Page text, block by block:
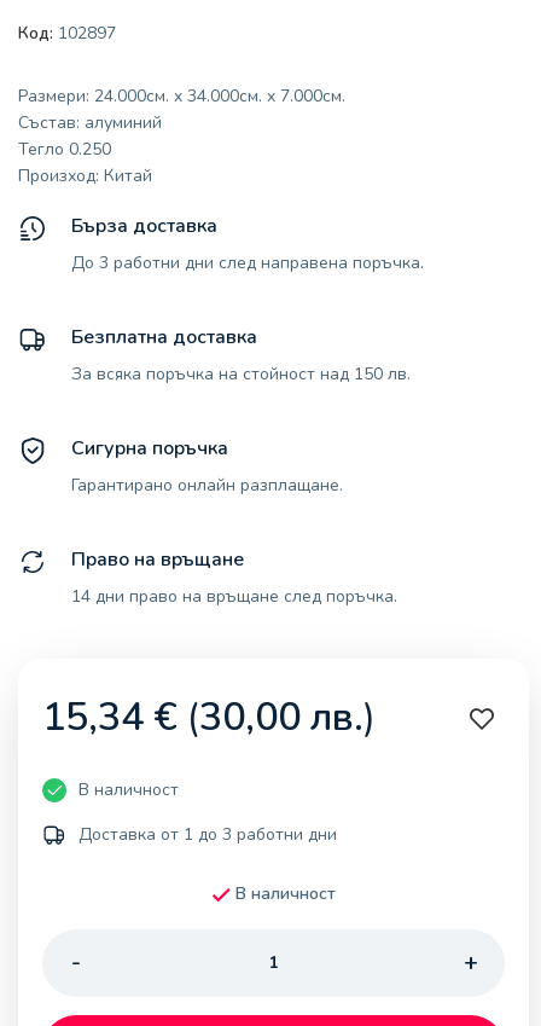
Код: 102897
Размери: 24.000см. x 34.000см. x 7.000см.
Състав: алуминий
Тегло 0.250
Произход: Китай
Бърза доставка
До 3 работни дни след направена поръчка.
Безплатна доставка
За всяка поръчка на стойност над 150 лв.
Сигурна поръчка
Гарантирано онлайн разплащане.
Право на връщане
14 дни право на връщане след поръчка.
15,34 € (30,00лв.)
В наличност
Доставка от 1 до 3 работни дни
В наличност